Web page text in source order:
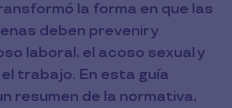
la forma en que las
deben prevenir y
laboral, el acoso sexual y
el trabajo. En esta guía
resumen de la normativa,